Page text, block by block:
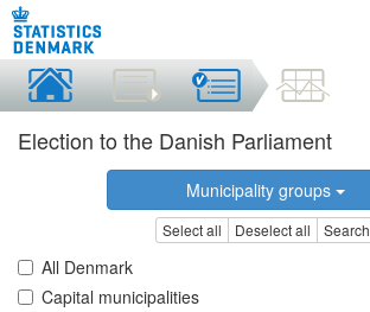
Election to the Danish Parliament
Municipality groups
Select all Deselect all Search
All Denmark
Capital municipalities